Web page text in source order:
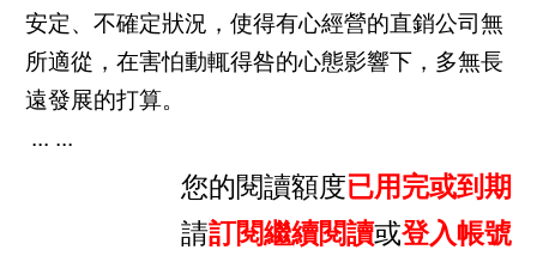
安定、不確定狀況，使得有心經營的直銷公司無
所適從，在害怕動輒得咎的心態影響下，多無長
遠發展的打算。
... ...
您的閱讀額度已用完或到期
請訂閱繼續閱讀或登入帳號